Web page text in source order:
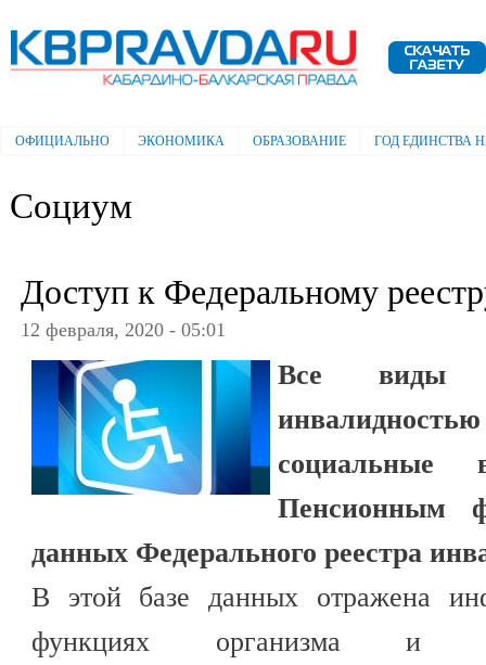
Электронная газета "Кабардино-
Балкарская правда"
Главное меню
ОФИЦИАЛЬНО ЭКОНОМИКА ОБРАЗОВАНИЕ ГОД ЕДИНСТВА
Социум
Доступ к Федеральному
12 февраля, 2020 - 05:01
Все виды
социальные
Пенсионным
данных Федерального реестра
В этой базе данных отражена
функциях организма и